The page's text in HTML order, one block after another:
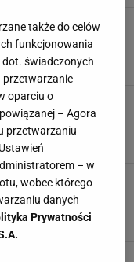
w Krakowie. Turyści
jest już taka tania"
Ukradł prawie 8
pikuś. Pokazał,
także do celów
funkcjonowania
dot. świadczonych
przetwarzanie
oparciu o
– Agora
przetwarzaniu
– w
wobec którego
danych
Prywatności